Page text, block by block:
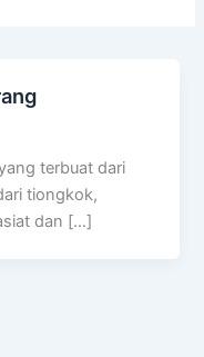
terbuat dari
tiongkok,
dan […]